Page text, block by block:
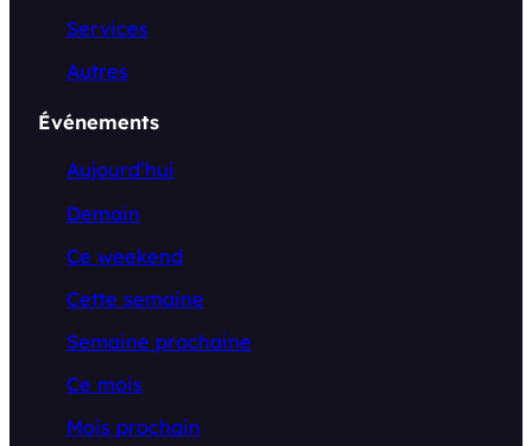
Services
Autres
Événements
Aujourd’hui
Demain
Ce weekend
Cette semaine
Semaine prochaine
Ce mois
Mois prochain